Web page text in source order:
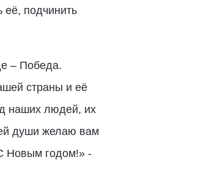
её, подчинить
– Победа.
страны и её
наших людей, их
души желаю вам
Новым годом!» -